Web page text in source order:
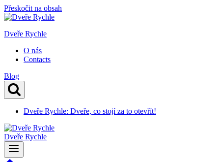
Přeskočit na obsah
Dveře Rychle
O nás
Contacts
Blog
Dveře Rychle: Dveře, co stojí za to otevřít!
Dveře Rychle